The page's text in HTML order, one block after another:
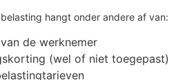
hangt onder andere af van:
de werknemer
(wel of niet toegepast)